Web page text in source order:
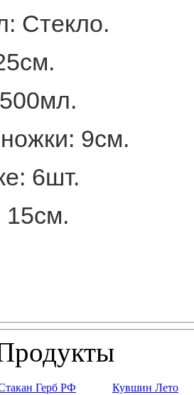
Стекло.
см.
мл.
9см.
6шт.
15см.
Герб РФ Кувшин Лето